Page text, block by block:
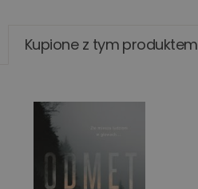
Kupione z tym produktem